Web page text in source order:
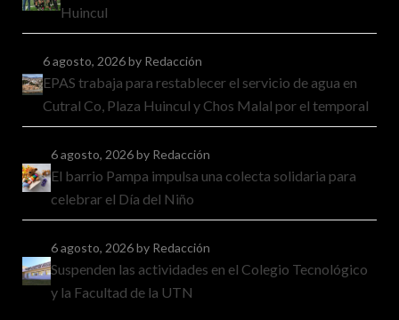
Huincul
6 agosto, 2026by Redacción
EPAS trabaja para restablecer el servicio de agua en
Cutral Co, Plaza Huincul y Chos Malal por el temporal
6 agosto, 2026by Redacción
El barrio Pampa impulsa una colecta solidaria para
celebrar el Día del Niño
6 agosto, 2026by Redacción
Suspenden las actividades en el Colegio Tecnológico
y la Facultad de la UTN